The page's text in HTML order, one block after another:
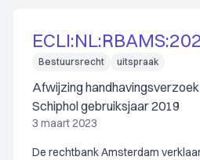
Bestuursrecht uitspraak
Afwijzing
Schiphol gebruiksjaar 2019
3 maart 2023
De rechtbank Amsterdam